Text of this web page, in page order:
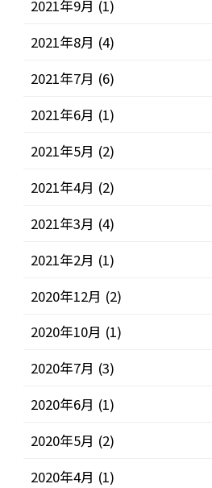
2021年9月 (1)
2021年8月 (4)
2021年7月 (6)
2021年6月 (1)
2021年5月 (2)
2021年4月 (2)
2021年3月 (4)
2021年2月 (1)
2020年12月 (2)
2020年10月 (1)
2020年7月 (3)
2020年6月 (1)
2020年5月 (2)
2020年4月 (1)